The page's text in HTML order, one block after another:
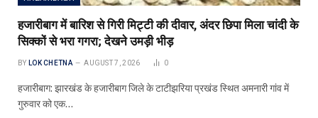
हजारीबाग में बारिश से गिरी मिट्टी की दीवार, अंदर छिपा मिला चांदी के
सिक्कों से भरा गगरा; देखने उमड़ी भीड़
BY LOK CHETNA AUGUST 7, 2026 0
हजारीबाग: झारखंड के हजारीबाग जिले के टाटीझरिया प्रखंड स्थित अमनारी गांव में
गुरुवार को एक…